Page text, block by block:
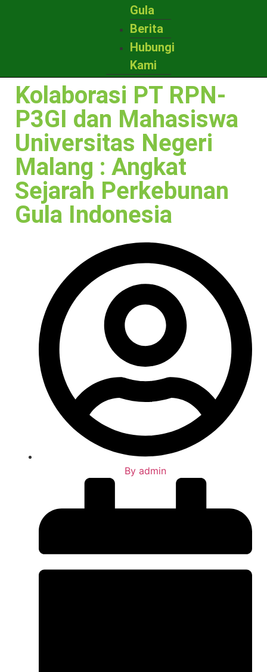
Gula
Berita
Hubungi
Kami
Kolaborasi PT RPN-
P3GI dan Mahasiswa
Universitas Negeri
Malang : Angkat
Sejarah Perkebunan
Gula Indonesia
By admin